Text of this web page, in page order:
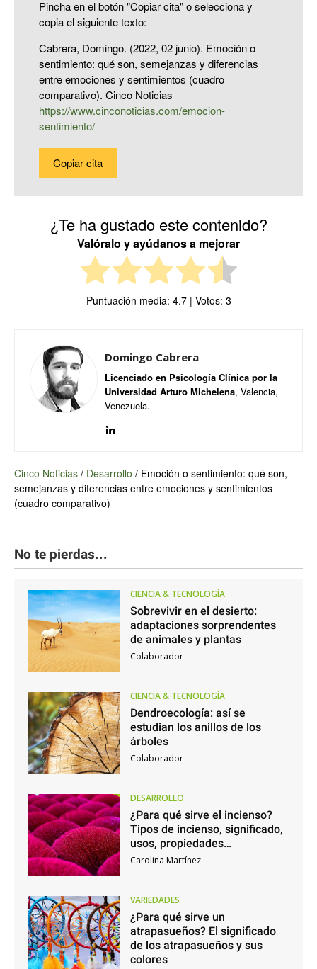
Pincha en el botón "Copiar cita" o selecciona y
copia el siguiente texto:
Cabrera, Domingo. (2022, 02 junio). Emoción o
sentimiento: qué son, semejanzas y diferencias
entre emociones y sentimientos (cuadro
comparativo). Cinco Noticias
https://www.cinconoticias.com/emocion-
sentimiento/
Copiar cita
¿Te ha gustado este contenido?
Valóralo y ayúdanos a mejorar
Puntuación media: 4.7| Votos: 3
Domingo Cabrera
Licenciado en Psicología Clínica por la
Universidad Arturo Michelena, Valencia,
Venezuela.
Cinco Noticias / Desarrollo / Emoción o sentimiento: qué son,
semejanzas y diferencias entre emociones y sentimientos
(cuadro comparativo)
No te pierdas...
CIENCIA & TECNOLOGÍA
Sobrevivir en el desierto:
adaptaciones sorprendentes
de animales y plantas
Colaborador
CIENCIA & TECNOLOGÍA
Dendroecología: así se
estudian los anillos de los
árboles
Colaborador
DESARROLLO
¿Para qué sirve el incienso?
Tipos de incienso, significado,
usos, propiedades…
Carolina Martínez
VARIEDADES
¿Para qué sirve un
atrapasueños? El significado
de los atrapasueños y sus
colores